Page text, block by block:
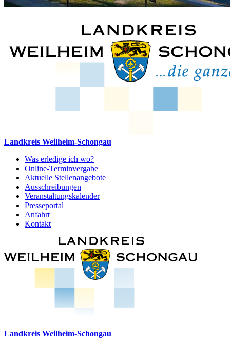
Landkreis Weilheim-Schongau
Was erledige ich wo?
Online-Terminvergabe
Aktuelle Stellenangebote
Ausschreibungen
Veranstaltungskalender
Presseportal
Anfahrt
Kontakt
Landkreis Weilheim-Schongau